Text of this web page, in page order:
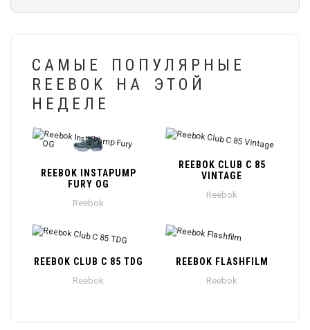
САМЫЕ ПОПУЛЯРНЫЕ
REEBOK НА ЭТОЙ
НЕДЕЛЕ
REEBOK INSTAPUMP
FURY OG
Reebok
REEBOK CLUB C 85
VINTAGE
Reebok
REEBOK CLUB C 85 TDG
Reebok
REEBOK FLASHFILM
Reebok